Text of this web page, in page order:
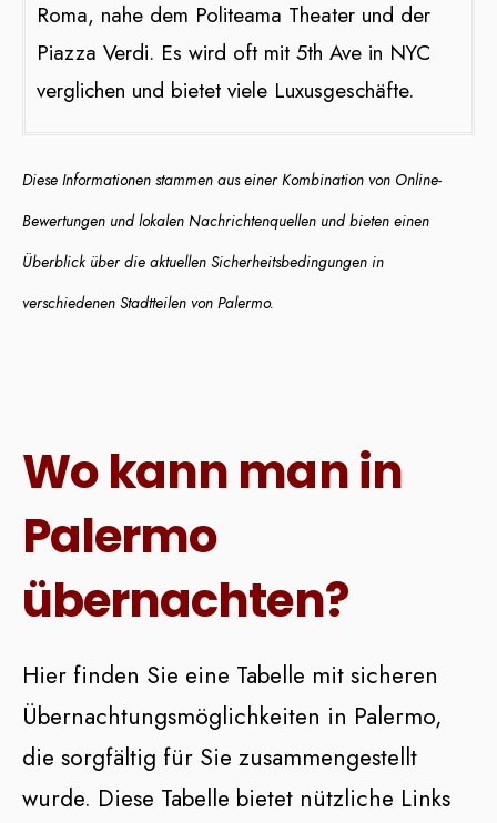
Roma, nahe dem Politeama Theater und der
Piazza Verdi. Es wird oft mit 5th Ave in NYC
verglichen und bietet viele Luxusgeschäfte​​.
Diese Informationen stammen aus einer Kombination von Online-
Bewertungen und lokalen Nachrichtenquellen und bieten einen
Überblick über die aktuellen Sicherheitsbedingungen in
verschiedenen Stadtteilen von Palermo.
Wo kann man in
Palermo
übernachten?
Hier finden Sie eine Tabelle mit sicheren
Übernachtungsmöglichkeiten in Palermo,
die sorgfältig für Sie zusammengestellt
wurde. Diese Tabelle bietet nützliche Links